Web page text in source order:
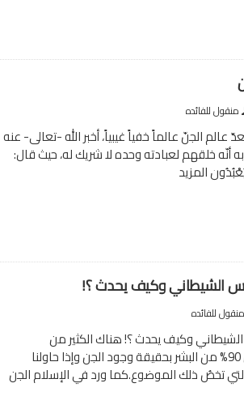
منقول للفائده
الجنّ عالماً خفياً غيبياً، أخبر الله -تعالى- عنه
أنّه خلقهم لعبادته وحده لا شريك له، حيث قال:
المزيد
الشيطاني وكيف يحدث ؟!
منقول للفائده
وكيف يحدث ؟! هناك الكثير من
التساؤلات حول الجن، ويؤمن 90% من البشر بحقيقة وجود الجن وإذا حاولنا
تخصُ ذلك الموضوع.كما ورد في الإسلام الجن